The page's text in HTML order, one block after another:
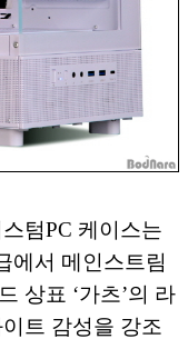
텀PC 케이스는
에서 메인스트림
상표 ‘가츠’의 라
트 감성을 강조